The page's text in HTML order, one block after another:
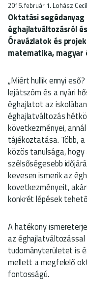
2015. február 1. Lohász
Oktatási
éghajlatváltozásról
Óravázlatok és
matematika, magyar
„Miért hullik ennyi
lejátszóm és a nyári
éghajlatot az
éghajlatváltozás
következményei,
tájékoztatása. Több,
közös tanulsága,
szélsőségesebb
kevesen ismerik az
következményeit,
konkrét lépések
A hatékony
az
tudományterületet is
mellett a megfelelő
fontosságú.